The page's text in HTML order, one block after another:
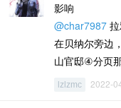
影响
@char7987
在贝纳尔旁边
山官邸④分页
lzlzmc 2022-